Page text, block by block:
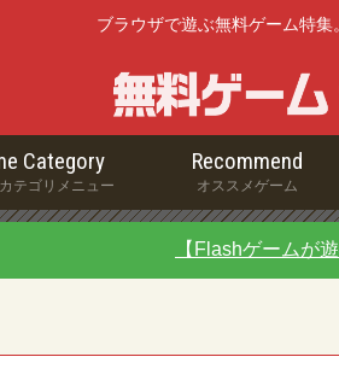
ブラウザで遊ぶ無料ゲーム特
Category
テゴリメニュー
Recommend
オススメゲーム
【Flashゲームが